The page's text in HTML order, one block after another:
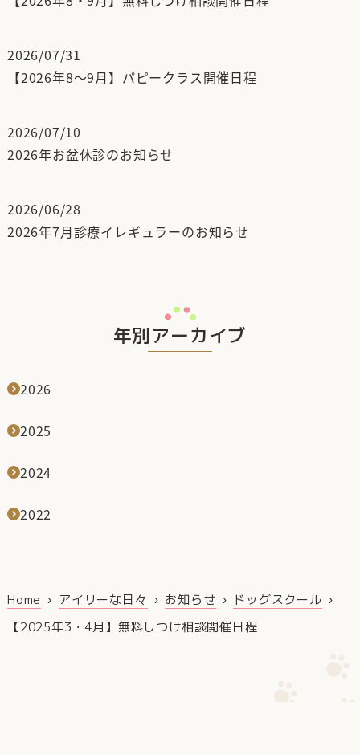
【2026年8～9月】パピークラス開催日程
2026/07/31
2026年お盆休診のお知らせ
2026/07/10
2026年7月診療イレギュラーのお知らせ
2026/06/28
年別アーカイブ
2026
2025
2024
2022
Home アイリーな日々 お知らせ
ドッグスクール
【2025年3・4月】無料しつけ相談開催日程